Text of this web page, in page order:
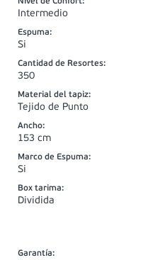
Intermedio
Espuma:
Si
Cantidad de Resortes:
350
Material del tapiz:
Tejido de Punto
Ancho:
153 cm
Marco de Espuma:
Si
Box tarima:
Dividida
Garantía: